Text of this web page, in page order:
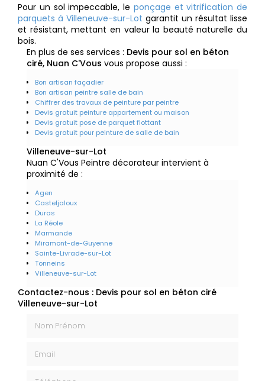
Pour un sol impeccable, le ponçage et vitrification de
parquets à Villeneuve-sur-Lot garantit un résultat lisse
et résistant, mettant en valeur la beauté naturelle du
bois.
En plus de ses services : Devis pour sol en béton
ciré, Nuan C'Vous vous propose aussi :
Bon artisan façadier
Bon artisan peintre salle de bain
Chiffrer des travaux de peinture par peintre
Devis gratuit peinture appartement ou maison
Devis gratuit pose de parquet flottant
Devis gratuit pour peinture de salle de bain
Villeneuve-sur-Lot
Nuan C'Vous Peintre décorateur intervient à
proximité de :
Agen
Casteljaloux
Duras
La Réole
Marmande
Miramont-de-Guyenne
Sainte-Livrade-sur-Lot
Tonneins
Villeneuve-sur-Lot
Contactez-nous : Devis pour sol en béton ciré
Villeneuve-sur-Lot